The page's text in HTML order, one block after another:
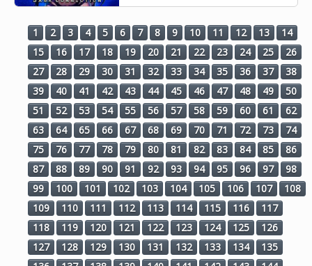
1 2 3 4 5 6 7 8 9 10 11 12 13
14
15
16 17 18 19 20 21 22 23 24 25
26
27
28 29 30 31 32 33 34 35 36 37
38
39
40 41 42 43 44 45 46 47 48 49
50
51
52 53 54 55 56 57 58 59 60 61
62
63
64 65 66 67 68 69 70 71 72 73
74
75
76 77 78 79 80 81 82 83 84 85
86
87
88 89 90 91 92 93 94 95 96 97
98
99
100 101 102 103 104 105 106 107
108
109
110 111 112 113 114 115 116
117
118
119 120 121 122 123 124 125
126
127
128 129 130 131 132 133 134
135